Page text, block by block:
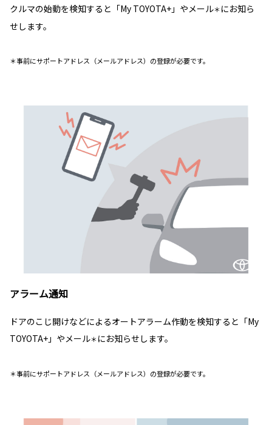
クルマの始動を検知すると「My TOYOTA+」やメール＊にお知ら
せします。
＊事前にサポートアドレス（メールアドレス）の登録が必要です。
アラーム通知
ドアのこじ開けなどによるオートアラーム作動を検知すると「My
TOYOTA+」やメール＊にお知らせします。
＊事前にサポートアドレス（メールアドレス）の登録が必要です。